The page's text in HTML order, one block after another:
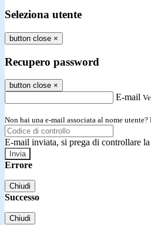
Seleziona utente
button close ×
Recupero password
button close ×
E-mail
Non hai una e-mail associata al nome
E-mail inviata, si prega di controllare
Errore
Chiudi
Successo
Chiudi